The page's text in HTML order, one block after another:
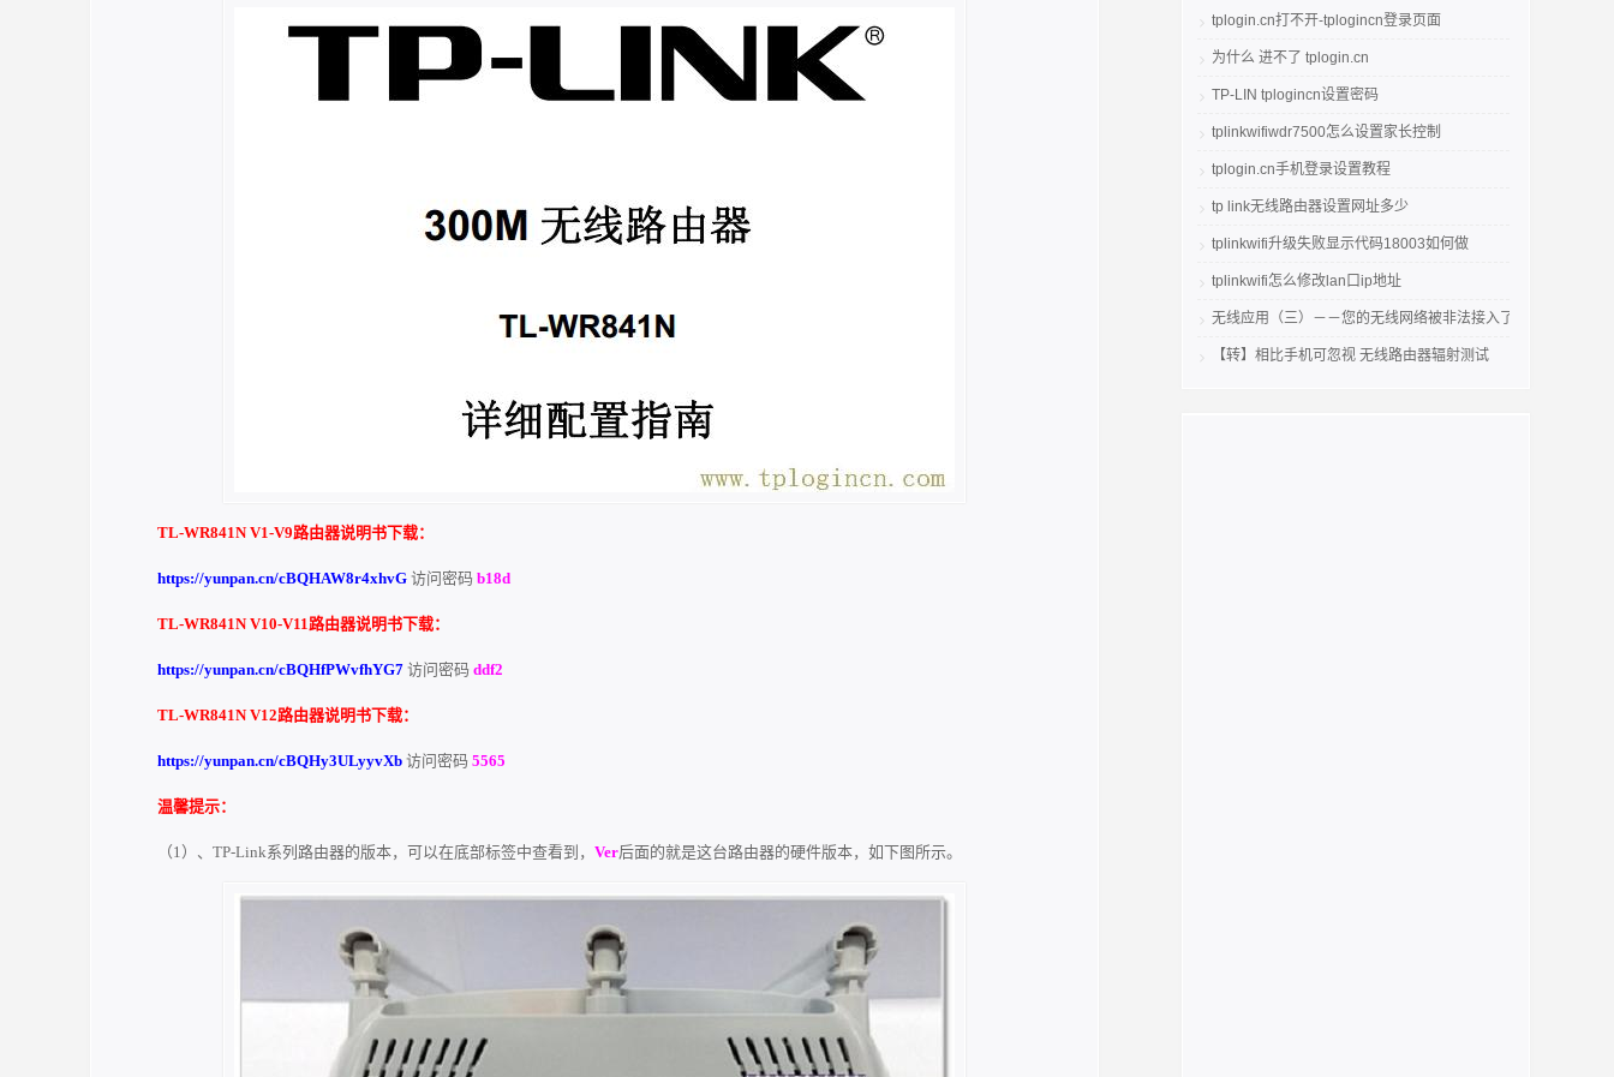
TL-WR841N V1-V9路由器说明书下载：
https://yunpan.cn/cBQHAW8r4xhvG 访问密码b18d
TL-WR841N V10-V11路由器说明书下载：
https://yunpan.cn/cBQHfPWvfhYG7 访问密码ddf2
TL-WR841N V12路由器说明书下载：
https://yunpan.cn/cBQHy3ULyyvXb 访问密码5565
温馨提示：
（1）、TP-Link系列路由器的版本，可以在底部标签中查看到，Ver后面的就是这台路由器的硬件版本，如下图所示。
tplogin.cn打不开-tplogincn登录页面
为什么 进不了 tplogin.cn
TP-LIN tplogincn设置密码
tplinkwifiwdr7500怎么设置家长控制
tplogin.cn手机登录设置教程
tp link无线路由器设置网址多少
tplinkwifi升级失败显示代码18003如何做
tplinkwifi怎么修改lan口ip地址
无线应用（三）－－您的无线网络被非法接入了吗
【转】相比手机可忽视 无线路由器辐射测试